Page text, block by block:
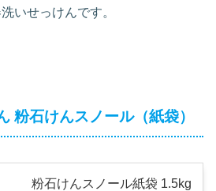
いせっけんです。
粉石けんスノール（紙袋）
粉石けんスノール紙袋 1.5kg